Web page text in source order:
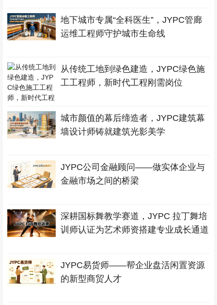
地下城市专属“全科医生”，JYPC管廊
运维工程师守护城市生命线
从传统工地到绿色建造，JYPC绿色施
工工程师，新时代工程刚需岗位
城市颜值的幕后缔造者，JYPC建筑幕
墙设计师铸就建筑光影美学
JYPC公司金融顾问——做实体企业与
金融市场之间的桥梁
深耕国标舞教学赛道，JYPC 拉丁舞培
训师认证为艺术师资搭建专业成长通道
JYPC易货师——帮企业盘活闲置资源
的新型商贸人才